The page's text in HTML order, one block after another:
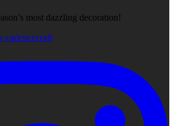
most dazzling decoration!
cadencecraft